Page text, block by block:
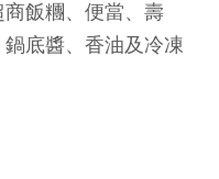
飯糰、便當、壽
底醬、香油及冷凍